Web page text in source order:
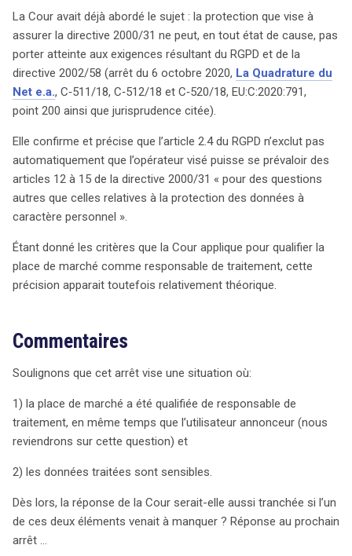
La Cour avait déjà abordé le sujet : la protection que vise à
assurer la directive 2000/31 ne peut, en tout état de cause, pas
porter atteinte aux exigences résultant du RGPD et de la
directive 2002/58 (arrêt du 6 octobre 2020, La Quadrature du
Net e.a., C‑511/18, C‑512/18 et C‑520/18, EU:C:2020:791,
point 200 ainsi que jurisprudence citée).
Elle confirme et précise que l’article 2.4 du RGPD n’exclut pas
automatiquement que l’opérateur visé puisse se prévaloir des
articles 12 à 15 de la directive 2000/31 « pour des questions
autres que celles relatives à la protection des données à
caractère personnel ».
Étant donné les critères que la Cour applique pour qualifier la
place de marché comme responsable de traitement, cette
précision apparait toutefois relativement théorique.
Commentaires
Soulignons que cet arrêt vise une situation où:
1) la place de marché a été qualifiée de responsable de
traitement, en même temps que l’utilisateur annonceur (nous
reviendrons sur cette question) et
2) les données traitées sont sensibles.
Dès lors, la réponse de la Cour serait-elle aussi tranchée si l’un
de ces deux éléments venait à manquer ? Réponse au prochain
arrêt …